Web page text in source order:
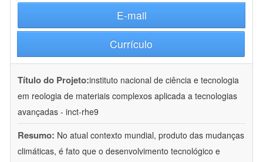
E-mail
Currículo
Título do Projeto:instituto nacional de ciência e tecnologia
em reologia de materiais complexos aplicada a tecnologias
avançadas - inct-rhe9
Resumo: No atual contexto mundial, produto das mudanças
climáticas, é fato que o desenvolvimento tecnológico e